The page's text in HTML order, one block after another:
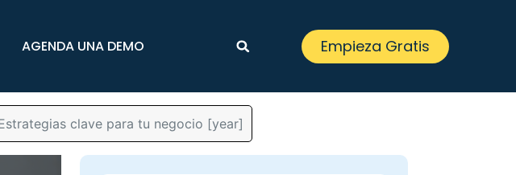
AGENDA UNA DEMO Empieza Gratis
clave para tu negocio [year]